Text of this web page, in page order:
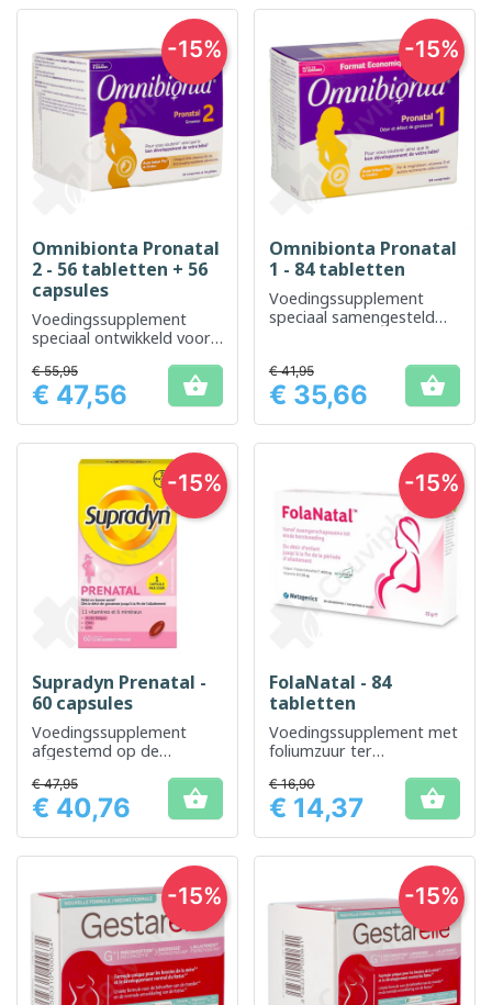
Omnibionta Pronatal
2 - 56 tabletten + 56
capsules
Voedingssupplement
speciaal ontwikkeld voor
zwangerschapsperiode
vanaf de achtste week
Prijs
€ 55,95
€ 47,56 
-15%
Omnibionta Pronatal
1 - 84 tabletten
Voedingssupplement
speciaal samengesteld
willen worden tot 12
weken
Prijs
€ 41,95
€ 35,66 
-15%
Supradyn Prenatal -
60 capsules
Voedingssupplement
afgestemd op de
tijdens zwangerschap en
borstvoeding.
Prijs
€ 47,95
€ 40,76 
-15%
FolaNatal - 84
tabletten
Voedingssupplement met
foliumzuur ter
welzijn voor en tijdens de
zwangerschap
Prijs
€ 16,90
€ 14,37 
-15%
-15% -15%